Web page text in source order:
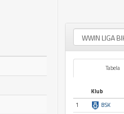
Tabela
Klub
1
BSK